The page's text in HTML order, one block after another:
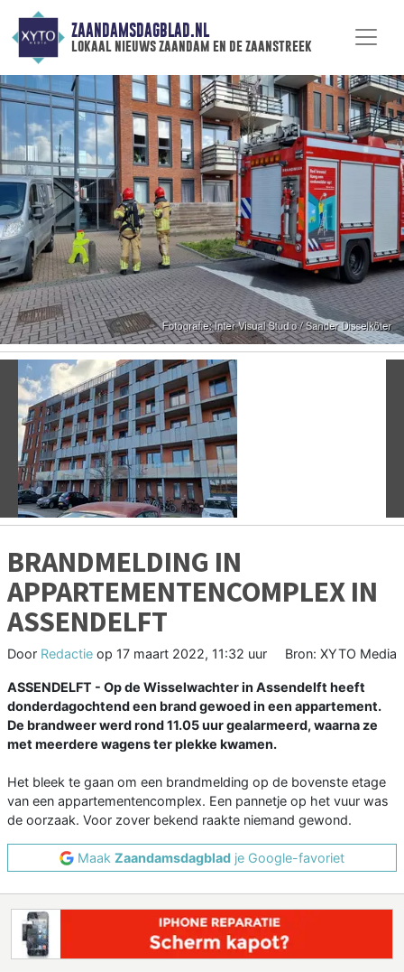
ZAANDAMSDAGBLAD.NL
lokaal nieuws zaandam en de zaanstreek
Vorige
BRANDMELDING IN
APPARTEMENTENCOMPLEX IN
ASSENDELFT
Door Redactie op 17 maart 2022, 11:32 uur Bron: XYTO Media
ASSENDELFT - Op de Wisselwachter in Assendelft heeft
donderdagochtend een brand gewoed in een appartement.
De brandweer werd rond 11.05 uur gealarmeerd, waarna ze
met meerdere wagens ter plekke kwamen.
Het bleek te gaan om een brandmelding op de bovenste etage
van een appartementencomplex. Een pannetje op het vuur was
de oorzaak. Voor zover bekend raakte niemand gewond.
Maak Zaandamsdagblad je Google-favoriet